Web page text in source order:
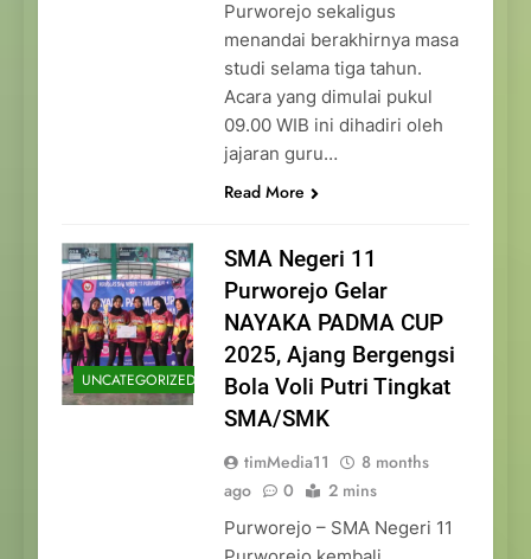
Purworejo sekaligus
menandai berakhirnya masa
studi selama tiga tahun.
Acara yang dimulai pukul
09.00 WIB ini dihadiri oleh
jajaran guru…
Read More
UNCATEGORIZED
SMA Negeri 11
Purworejo Gelar
NAYAKA PADMA CUP
2025, Ajang Bergengsi
Bola Voli Putri Tingkat
SMA/SMK
timMedia11
8 months
ago
0 2 mins
Purworejo – SMA Negeri 11